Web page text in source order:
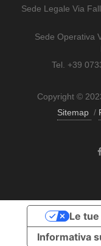
Sede Legale Via
Sede Operativa
Tel. +39
Copyright ©
Sitemap /
Informativa
Le